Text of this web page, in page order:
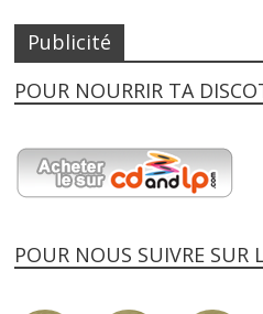
Publicité
POUR NOURRIR TA
POUR NOUS SUIVRE SUR